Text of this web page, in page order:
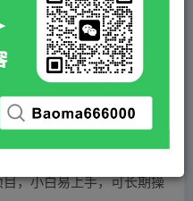
积分
超级会员(永久VIP) 免费
站长QQ：1970819299